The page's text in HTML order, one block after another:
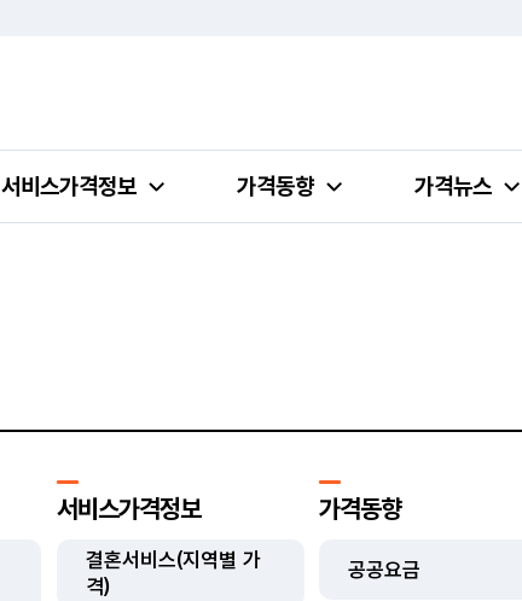
서비스가격정보 가격동향 가격뉴스
서비스가격정보
결혼서비스(지역별 가
격)
가격동향
공공요금